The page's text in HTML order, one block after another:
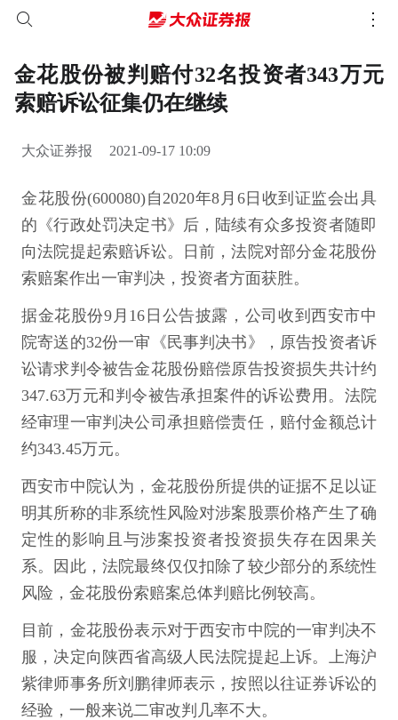
金花股份被判赔付32名投资者343万元
索赔诉讼征集仍在继续
大众证券报 2021-09-17 10:09
金花股份(600080)自2020年8月6日收到证监会出具
的《行政处罚决定书》后，陆续有众多投资者随即
向法院提起索赔诉讼。日前，法院对部分金花股份
索赔案作出一审判决，投资者方面获胜。
据金花股份9月16日公告披露，公司收到西安市中
院寄送的32份一审《民事判决书》，原告投资者诉
讼请求判令被告金花股份赔偿原告投资损失共计约
347.63万元和判令被告承担案件的诉讼费用。法院
经审理一审判决公司承担赔偿责任，赔付金额总计
约343.45万元。
西安市中院认为，金花股份所提供的证据不足以证
明其所称的非系统性风险对涉案股票价格产生了确
定性的影响且与涉案投资者投资损失存在因果关
系。因此，法院最终仅仅扣除了较少部分的系统性
风险，金花股份索赔案总体判赔比例较高。
目前，金花股份表示对于西安市中院的一审判决不
服，决定向陕西省高级人民法院提起上诉。上海沪
紫律师事务所刘鹏律师表示，按照以往证券诉讼的
经验，一般来说二审改判几率不大。